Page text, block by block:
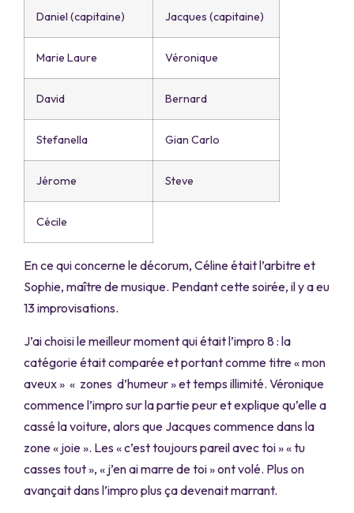
Daniel (capitaine) Jacques (capitaine)
Marie Laure Véronique
David Bernard
Stefanella Gian Carlo
Jérome Steve
Cécile
En ce qui concerne le décorum, Céline était l’arbitre et
Sophie, maître de musique. Pendant cette soirée, il y a eu
13 improvisations.
J’ai choisi le meilleur moment qui était l’impro 8 : la
catégorie était comparée et portant comme titre « mon
aveux » « zones d’humeur » et temps illimité. Véronique
commence l’impro sur la partie peur et explique qu’elle a
cassé la voiture, alors que Jacques commence dans la
zone « joie ». Les « c’est toujours pareil avec toi » « tu
casses tout », « j’en ai marre de toi » ont volé. Plus on
avançait dans l’impro plus ça devenait marrant.